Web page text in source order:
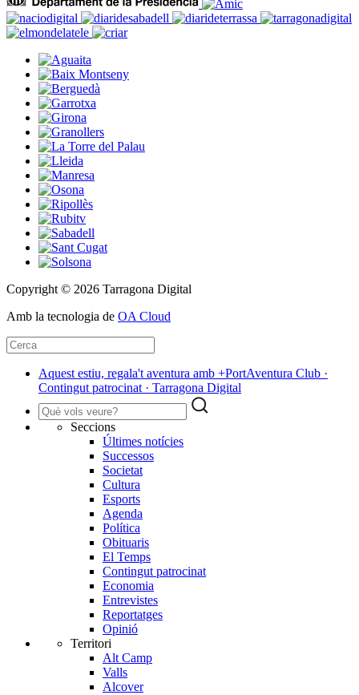
Copyright © 2026 Tarragona Digital
Amb la tecnologia de OA Cloud
Aquest estiu, regala't aventura amb +PortAventura Club ·
Contingut patrocinat · Tarragona Digital
Seccions
Últimes notícies
Successos
Societat
Cultura
Esports
Agenda
Política
Obituaris
El Temps
Contingut patrocinat
Economia
Entrevistes
Reportatges
Opinió
Territori
Alt Camp
Valls
Alcover